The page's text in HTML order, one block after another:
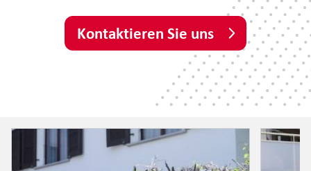
Kontaktieren Sie uns